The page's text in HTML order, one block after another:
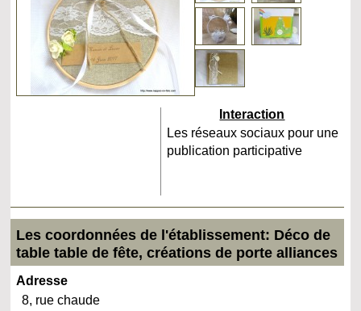
Interaction
Les réseaux sociaux pour une
publication participative
Les coordonnées de l'établissement: Déco de
table table de fête, créations de porte alliances
Adresse
8, rue chaude